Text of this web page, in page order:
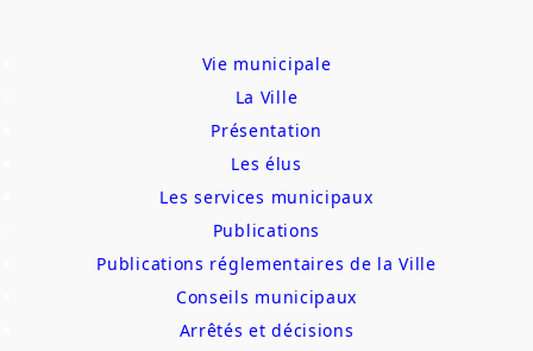
Vie municipale
La Ville
Présentation
Les élus
Les services municipaux
Publications
Publications réglementaires de la Ville
Conseils municipaux
Arrêtés et décisions